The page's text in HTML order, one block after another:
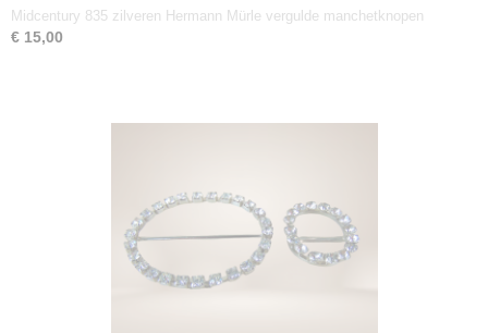
Midcentury 835 zilveren Hermann Mürle vergulde manchetknopen
€ 15,00